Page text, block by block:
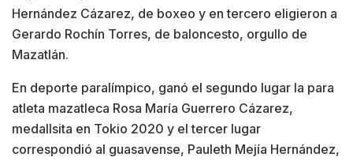
Hernández Cázarez, de boxeo y en tercero eligieron a
Gerardo Rochín Torres, de baloncesto, orgullo de
Mazatlán.
En deporte paralímpico, ganó el segundo lugar la para
atleta mazatleca Rosa María Guerrero Cázarez,
medallsita en Tokio 2020 y el tercer lugar
correspondió al guasavense, Pauleth Mejía Hernández,